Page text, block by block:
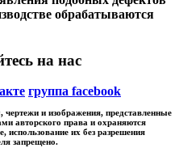
обрабатываются
на нас
группа facebook
и изображения, представленные
авторского права и охраняются
использование их без разрешения
запрещено.